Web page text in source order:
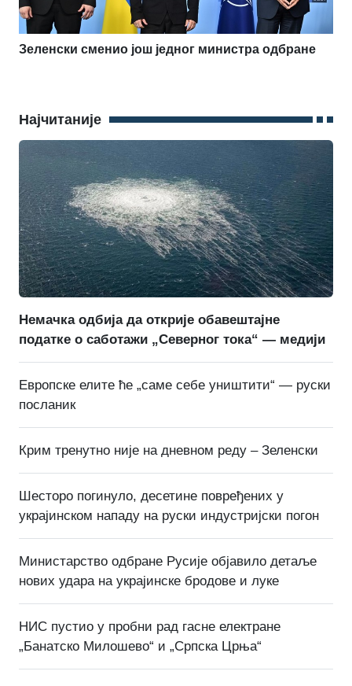
Зеленски сменио још једног министра одбране
Најчитаније
Немачка одбија да открије обавештајне
податке о саботажи „Северног тока“ — медији
Европске елите ће „саме себе уништити“ — руски
посланик
Крим тренутно није на дневном реду – Зеленски
Шесторо погинуло, десетине повређених у
украјинском нападу на руски индустријски погон
Министарство одбране Русије објавило детаље
нових удара на украјинске бродове и луке
НИС пустио у пробни рад гасне електране
„Банатско Милошево“ и „Српска Црња“